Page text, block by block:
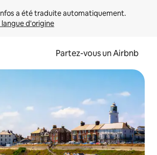
d'origine
Partez-vous un Airbnb